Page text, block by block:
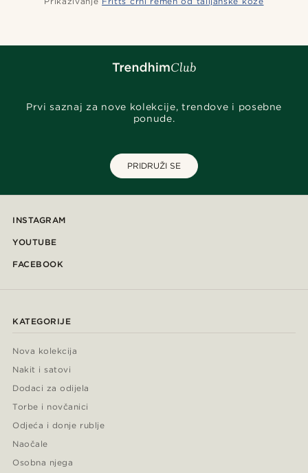
Prvi saznaj za nove kolekcije, trendove i posebne
ponude.
PRIDRUŽI SE
INSTAGRAM
YOUTUBE
FACEBOOK
KATEGORIJE
Nova kolekcija
Nakit i satovi
Dodaci za odijela
Torbe i novčanici
Odjeća i donje rublje
Naočale
Osobna njega